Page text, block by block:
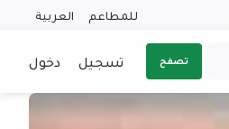
للمطاعم العربية
تصفح تسجيل دخول